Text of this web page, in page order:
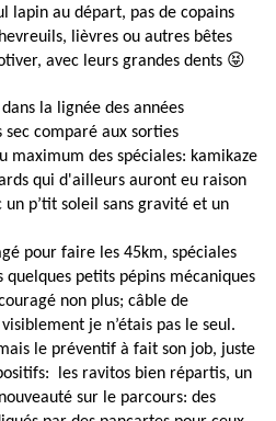
lapin au départ, pas de copains
lièvres ou autres bêtes
avec leurs grandes dents 😝
la lignée des années
comparé aux sorties
maximum des spéciales: kamikaze
qui d'ailleurs auront eu raison
p’tit soleil sans gravité et un
pour faire les 45km, spéciales
quelques petits pépins mécaniques
non plus; câble de
je n’étais pas le seul.
le préventif à fait son job, juste
les ravitos bien répartis, un
sur le parcours: des